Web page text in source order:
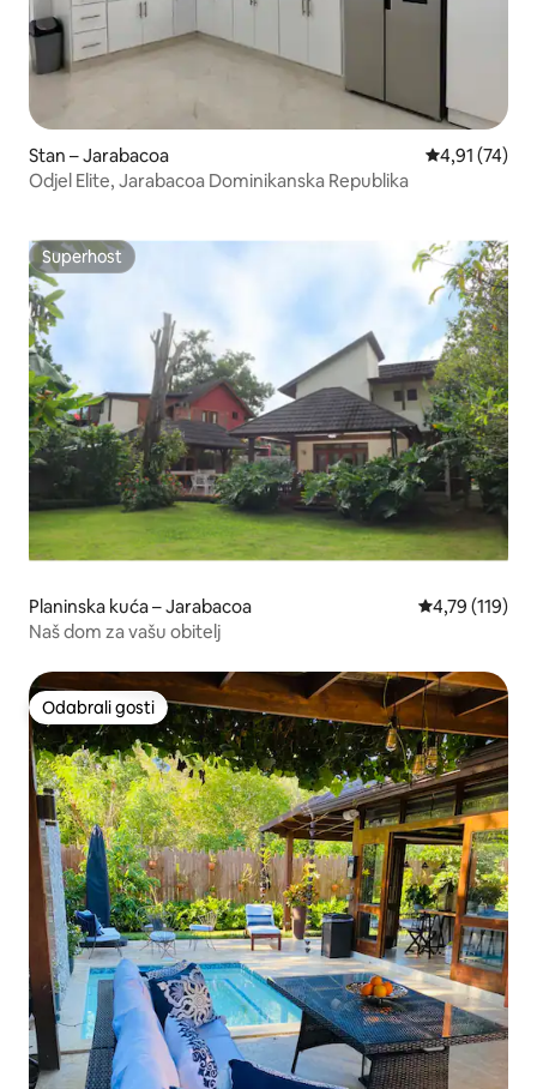
Stan – Jarabacoa Prosječna
4,91 (74)
Odjel Elite, Jarabacoa Dominikanska Republika
Superhost
Superhost
Planinska kuća – Jarabacoa Prosječna
4,79 (119)
Naš dom za vašu obitelj
Odabrali gosti
Odabrali gosti